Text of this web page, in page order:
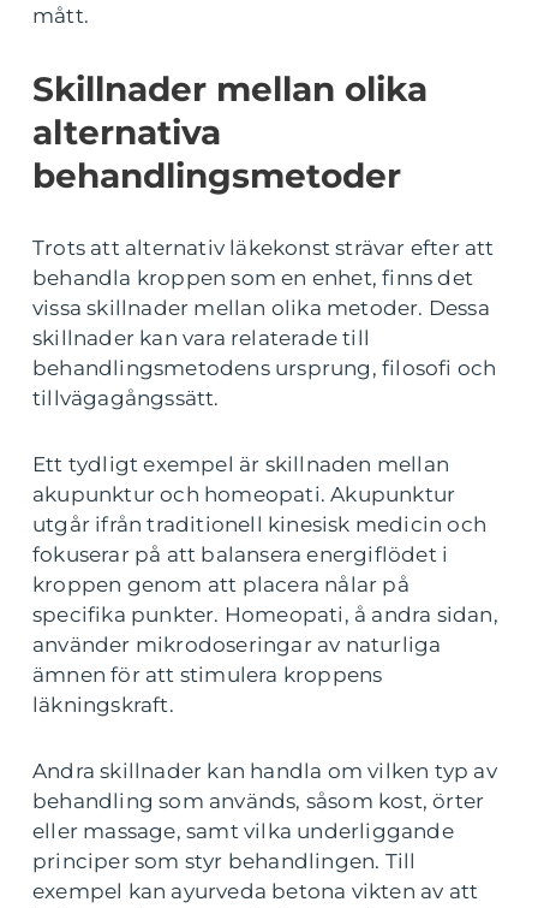
mått.
Skillnader mellan olika
alternativa
behandlingsmetoder
Trots att alternativ läkekonst strävar efter att
behandla kroppen som en enhet, finns det
vissa skillnader mellan olika metoder. Dessa
skillnader kan vara relaterade till
behandlingsmetodens ursprung, filosofi och
tillvägagångssätt.
Ett tydligt exempel är skillnaden mellan
akupunktur och homeopati. Akupunktur
utgår ifrån traditionell kinesisk medicin och
fokuserar på att balansera energiflödet i
kroppen genom att placera nålar på
specifika punkter. Homeopati, å andra sidan,
använder mikrodoseringar av naturliga
ämnen för att stimulera kroppens
läkningskraft.
Andra skillnader kan handla om vilken typ av
behandling som används, såsom kost, örter
eller massage, samt vilka underliggande
principer som styr behandlingen. Till
exempel kan ayurveda betona vikten av att